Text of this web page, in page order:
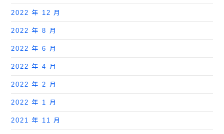
2022 年 12 月
2022 年 8 月
2022 年 6 月
2022 年 4 月
2022 年 2 月
2022 年 1 月
2021 年 11 月